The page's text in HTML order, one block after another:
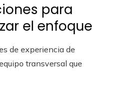
para
el enfoque
de experiencia de
transversal que